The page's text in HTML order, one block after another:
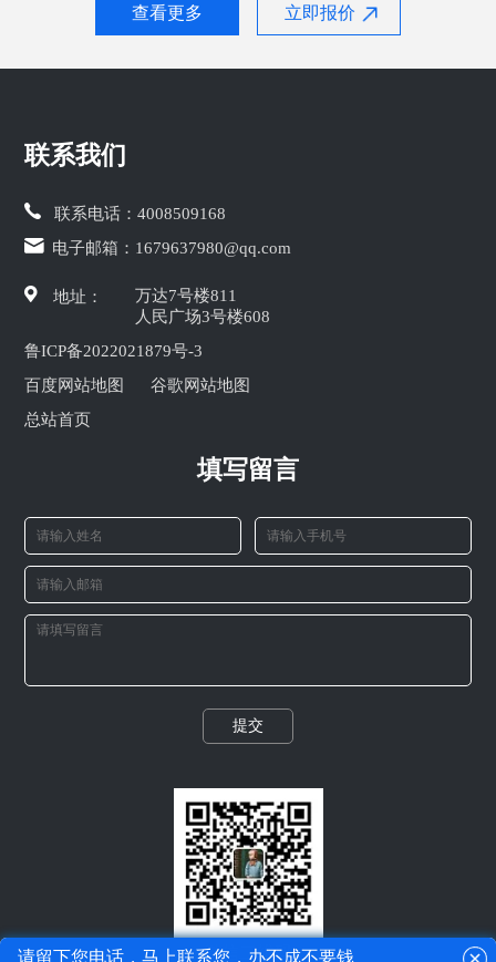
查看更多 立即报价
请留下您电话，马上联系您，办不成不要钱
联系我们
联系电话：4008509168
电子邮箱： 1679637980@qq.com
地址：
万达7号楼811
人民广场3号楼608
鲁ICP备2022021879号-3
百度网站地图
谷歌网站地图
总站首页
填写留言
提交
微信二维码